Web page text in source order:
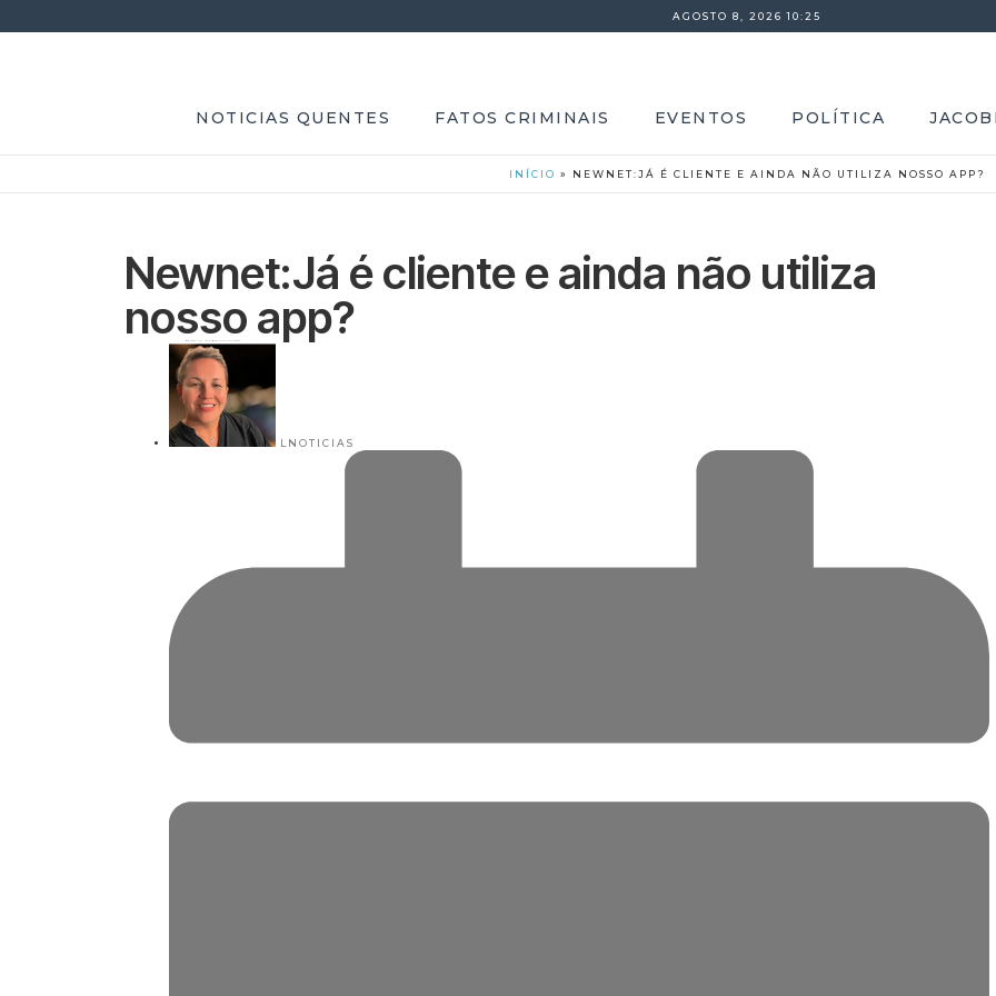
AGOSTO 8, 2026 10:25
NOTICIAS QUENTES FATOS CRIMINAIS EVENTOS POLÍTICA
INÍCIO » NEWNET:JÁ É CLIENTE E AINDA NÃO UTILIZA NOSSO APP?
Newnet:Já é cliente e ainda não utiliza
nosso app?
LNOTICIAS